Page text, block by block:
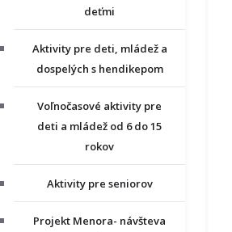
deťmi
Aktivity pre deti, mládež a
dospelých s hendikepom
Voľnočasové aktivity pre
deti a mládež od 6 do 15
rokov
Aktivity pre seniorov
Projekt Menora- návšteva